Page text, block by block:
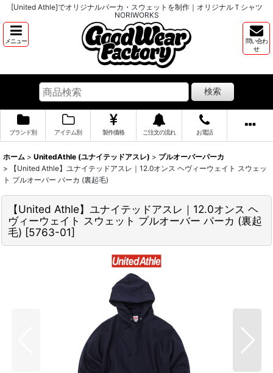
[United Athle]でオリジナルパーカ・スウェットを制作｜オリジナルＴシャツ
NORIWORKS
メニュー
問い合わ
せ
検索
ブランド別 アイテム別 製作価格 ご注文の流れ お電話
ホーム > UnitedAthle (ユナイテッドアスレ) > プルオーバーパーカ
>
【United Athle】ユナイテッドアスレ｜12.0オンス ヘヴィーウェイト スウェッ
ト プルオーバー パーカ (裏起毛)
【United Athle】ユナイテッドアスレ｜12.0オンス ヘ
ヴィーウェイト スウェット プルオーバー パーカ (裏起
毛) [5763-01]